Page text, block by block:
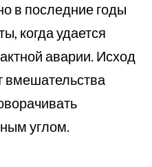
в последние годы
когда удается
аварии. Исход
вмешательства
углом.